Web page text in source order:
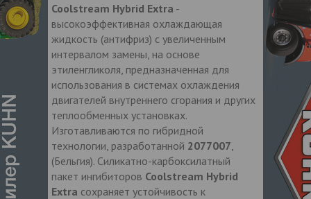
Coolstream Hybrid Extra -
высокоэффективная охлаждающая
жидкость (антифриз) с увеличенным
интервалом замены, на основе
этиленгликоля, предназначенная для
использования в системах охлаждения
двигателей внутреннего сгорания и других
теплообменных установках.
Изготавливаются по гибридной
технологии, разработанной 2077007
(Бельгия). Силикатно-карбоксилатный
пакет ингибиторов Coolstream Hybrid
Extra сохраняет устойчивость к